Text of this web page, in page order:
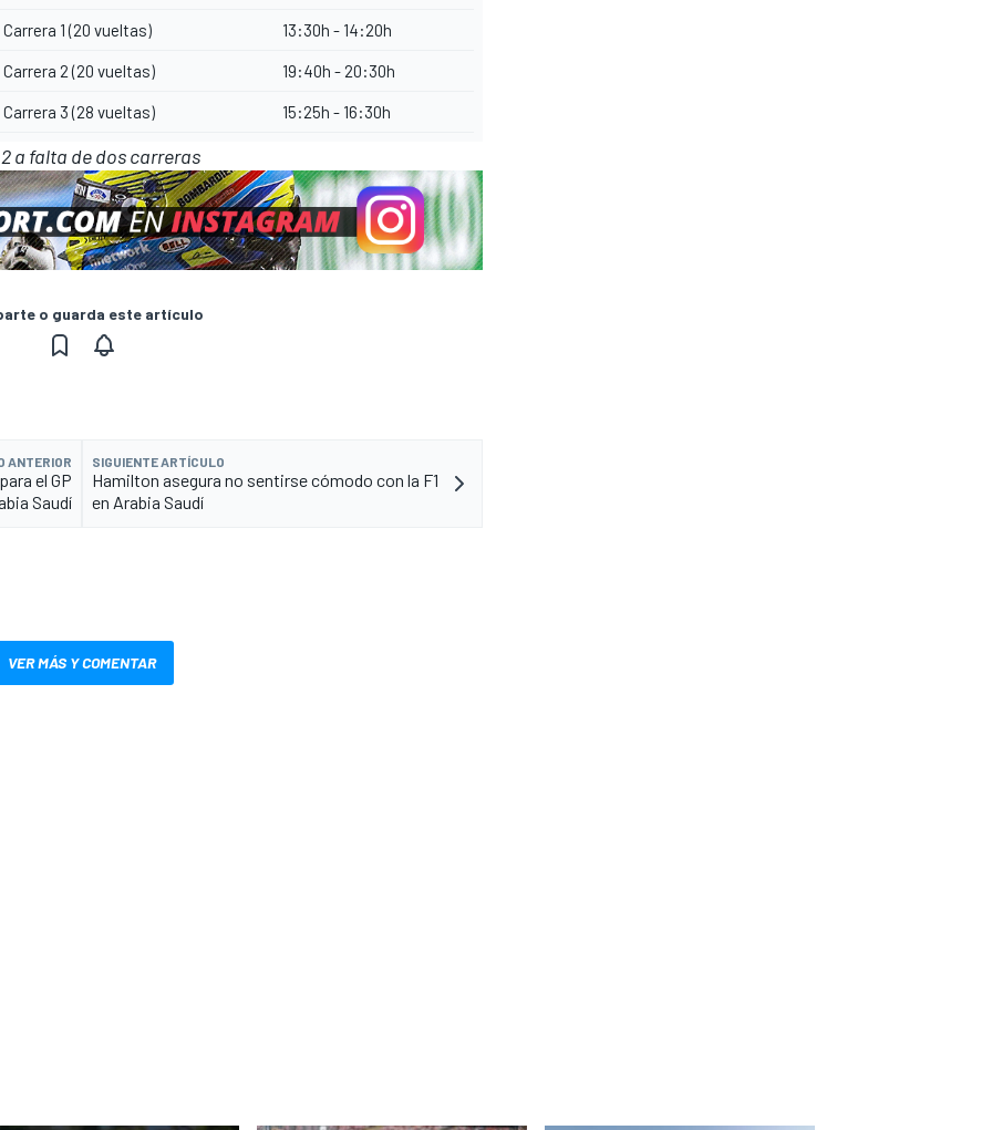
Carrera 1 (20 vueltas) 13:30h - 14:20h
Carrera 2 (20 vueltas) 19:40h - 20:30h
Carrera 3 (28 vueltas) 15:25h - 16:30h
a falta de dos carreras
o guarda este artículo
ANTERIOR
el GP
Saudí
SIGUIENTE ARTÍCULO
Hamilton asegura no sentirse cómodo con la F1
en Arabia Saudí
VER MÁS Y COMENTAR